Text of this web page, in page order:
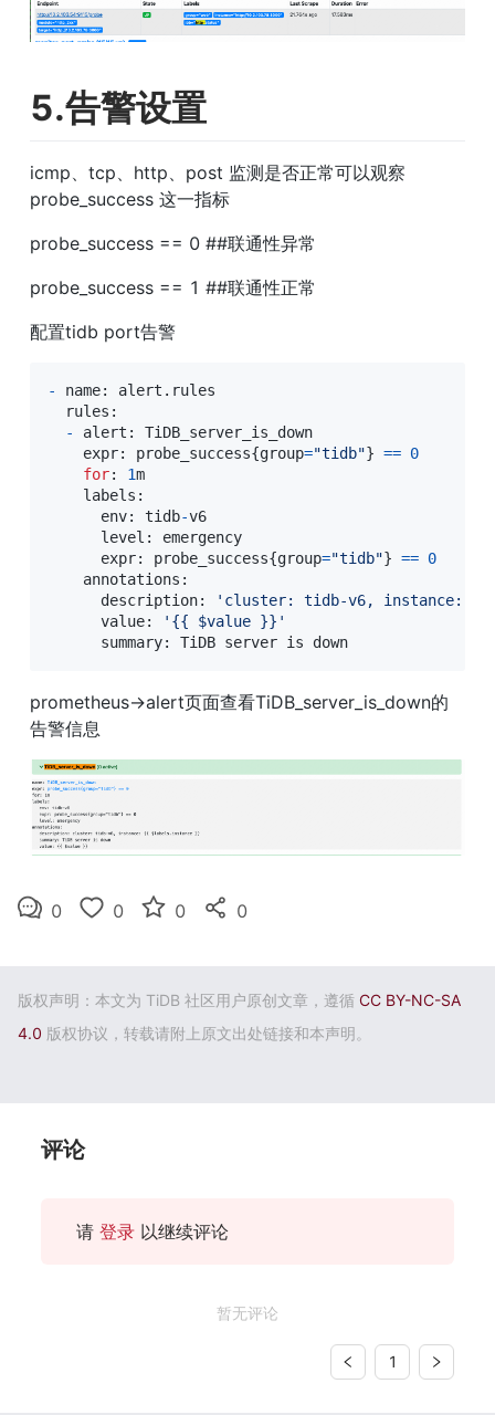
5.告警设置
icmp、tcp、http、post 监测是否正常可以观察
probe_success 这一指标
probe_success == 0 ##联通性异常
probe_success == 1 ##联通性正常
配置tidb port告警
- name: alert . rules
  rules
:
-
alert :
TiDB_server_is_down
    expr
: probe_success{group="tidb"} == 0
for: 1m
    labels
:
      env
: tidb-v6
      level
:
emergency
      expr
: probe_success{group="tidb"} == 0
    annotations
:
      description
:
'cluster: tidb-v6, instance: {{
      value
:
'{{ $value }}'
      summary
: TiDB server is down
prometheus->alert页面查看TiDB_server_is_down的
告警信息
0 0 0 0
版权声明：本文为 TiDB 社区用户原创文章，遵循 CC BY-NC-SA
4.0 版权协议，转载请附上原文出处链接和本声明。
评论
请 登录 以继续评论
暂无评论
1